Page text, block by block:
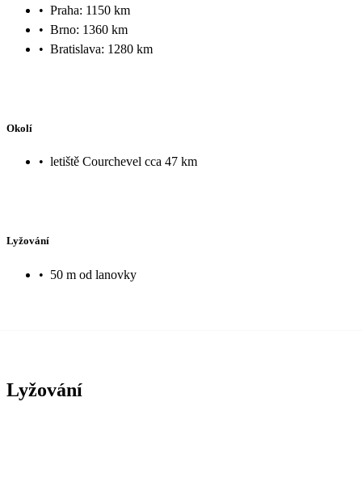
• Praha: 1150 km
• Brno: 1360 km
• Bratislava: 1280 km
Okolí
• letiště Courchevel cca 47 km
Lyžování
• 50 m od lanovky
Lyžování